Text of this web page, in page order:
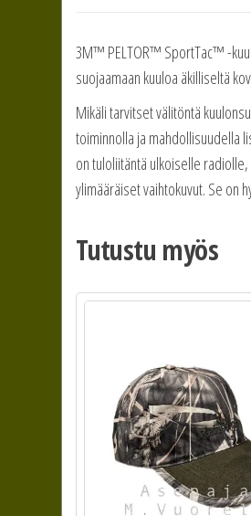
3M™ PELTOR™ SportTac™ -
suojaamaan kuuloa äkilliseltä
Mikäli tarvitset välitöntä
toiminnolla ja mahdollisuudella
on tuloliitäntä ulkoiselle
ylimääräiset vaihtokuvut. Se on
Tutustu myös